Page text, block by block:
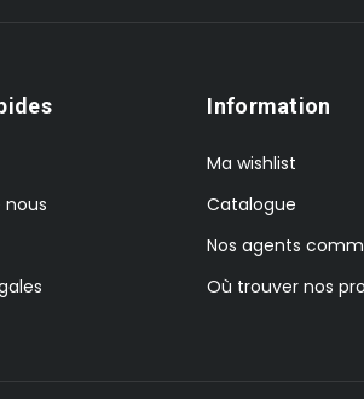
nous
Information
Ma wishlist
Catalogue
Nos agents
Où trouver nos